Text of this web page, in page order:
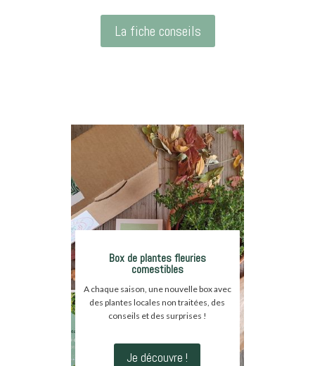
La fiche conseils
Box de plantes fleuries
comestibles
A chaque saison, une nouvelle box avec
des plantes locales non traitées, des
conseils et des surprises !
Je découvre !